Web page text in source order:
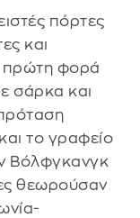
πόρτες
και
πρώτη φορά
σάρκα και
το γραφείο
Βόλφγκανγκ
θεωρούσαν